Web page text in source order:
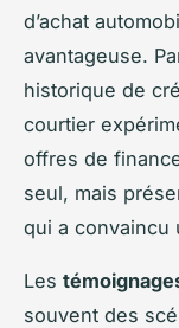
d’achat
avantageuse.
historique de
courtier
offres de
seul, mais
qui a convaincu
Les
souvent des